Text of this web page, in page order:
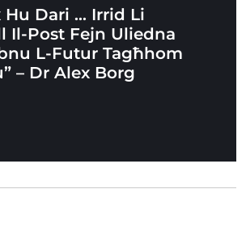
Hu Dari … Irrid Li
Il-Post Fejn Uliedna
L-Futur Tagħhom
– Dr Alex Borg